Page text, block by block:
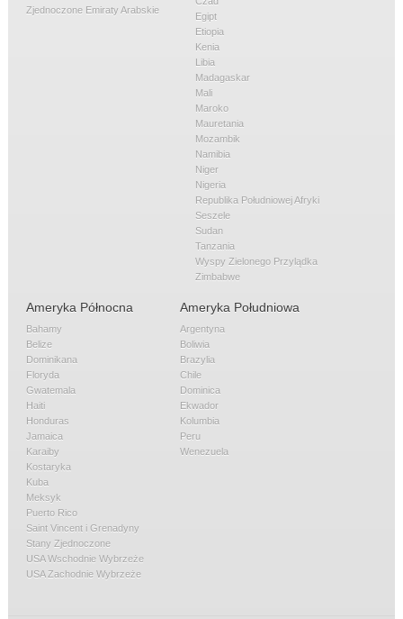
Zjednoczone Emiraty Arabskie
Egipt
Etiopia
Kenia
Libia
Madagaskar
Mali
Maroko
Mauretania
Mozambik
Namibia
Niger
Nigeria
Republika Południowej Afryki
Seszele
Sudan
Tanzania
Wyspy Zielonego Przylądka
Zimbabwe
Ameryka Północna
Bahamy
Belize
Dominikana
Floryda
Gwatemala
Haiti
Honduras
Jamaica
Karaiby
Kostaryka
Kuba
Meksyk
Puerto Rico
Saint Vincent i Grenadyny
Stany Zjednoczone
USA Wschodnie Wybrzeże
USA Zachodnie Wybrzeże
Ameryka Południowa
Argentyna
Boliwia
Brazylia
Chile
Dominica
Ekwador
Kolumbia
Peru
Wenezuela